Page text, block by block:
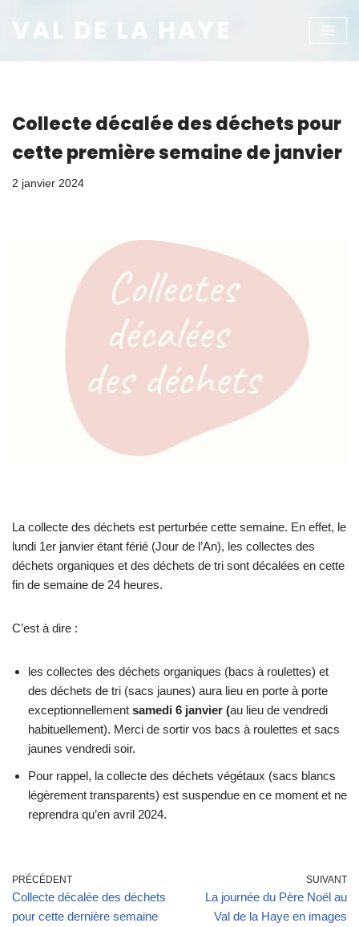
Aller
au
VAL DE LA HAYE
Collecte décalée des déchets pour
cette première semaine de janvier
2 janvier 2024
La collecte des déchets est perturbée cette semaine. En effet, le
lundi 1er janvier étant férié (Jour de l’An), les collectes des
déchets organiques et des déchets de tri sont décalées en cette
fin de semaine de 24 heures.
C’est à dire :
les collectes des déchets organiques (bacs à roulettes) et
des déchets de tri (sacs jaunes) aura lieu en porte à porte
exceptionnellement samedi 6 janvier (au lieu de vendredi
habituellement). Merci de sortir vos bacs à roulettes et sacs
jaunes vendredi soir.
Pour rappel, la collecte des déchets végétaux (sacs blancs
légèrement transparents) est suspendue en ce moment et ne
reprendra qu’en avril 2024.
PRÉCÉDENT
Collecte décalée des déchets
pour cette dernière semaine
SUIVANT
La journée du Père Noël au
Val de la Haye en images